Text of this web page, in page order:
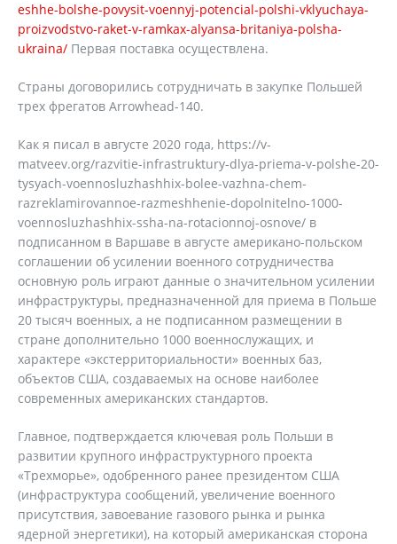
eshhe-bolshe-povysit-voennyj-potencial-polshi-vklyuchaya-
proizvodstvo-raket-v-ramkax-alyansa-britaniya-polsha-
ukraina/ Первая поставка осуществлена.
Страны договорились сотрудничать в закупке Польшей
трех фрегатов Arrowhead-140.
Как я писал в августе 2020 года, https://v-
matveev.org/razvitie-infrastruktury-dlya-priema-v-polshe-20-
tysyach-voennosluzhashhix-bolee-vazhna-chem-
razreklamirovannoe-razmeshhenie-dopolnitelno-1000-
voennosluzhashhix-ssha-na-rotacionnoj-osnove/ в
подписанном в Варшаве в августе американо-польском
соглашении об усилении военного сотрудничества
основную роль играют данные о значительном усилении
инфраструктуры, предназначенной для приема в Польше
20 тысяч военных, а не подписанном размещении в
стране дополнительно 1000 военнослужащих, и
характере «экстерриториальности» военных баз,
объектов США, создаваемых на основе наиболее
современных американских стандартов.
Главное, подтверждается ключевая роль Польши в
развитии крупного инфраструктурного проекта
«Трехморье», одобренного ранее президентом США
(инфраструктура сообщений, увеличение военного
присутствия, завоевание газового рынка и рынка
ядерной энергетики), на который американская сторона